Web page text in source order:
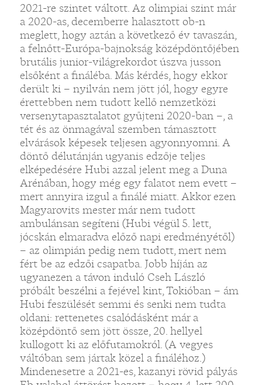
2021-re szintet váltott. Az olimpiai szint már
a 2020-as, decemberre halasztott ob-n
meglett, hogy aztán a következő év tavaszán,
a felnőtt-Európa-bajnokság középdöntőjében
brutális junior-világrekordot úszva jusson
elsőként a fináléba. Más kérdés, hogy ekkor
derült ki – nyilván nem jött jól, hogy egyre
érettebben nem tudott kellő nemzetközi
versenytapasztalatot gyűjteni 2020-ban –, a
tét és az önmagával szemben támasztott
elvárások képesek teljesen agyonnyomni. A
döntő délutánján ugyanis edzője teljes
elképedésére Hubi azzal jelent meg a Duna
Arénában, hogy még egy falatot nem evett –
mert annyira izgul a finálé miatt. Akkor ezen
Magyarovits mester már nem tudott
ambulánsan segíteni (Hubi végül 5. lett,
jócskán elmaradva előző napi eredményétől)
– az olimpián pedig nem tudott, mert nem
fért be az edzői csapatba. Jobb híján az
ugyanezen a távon induló Cseh László
próbált beszélni a fejével kint, Tokióban – ám
Hubi feszülését semmi és senki nem tudta
oldani: rettenetes csalódásként már a
középdöntő sem jött össze, 20. hellyel
kullogott ki az előfutamokról. (A vegyes
váltóban sem jártak közel a fináléhoz.)
Mindenesetre a 2021-es, kazanyi rövid pályás